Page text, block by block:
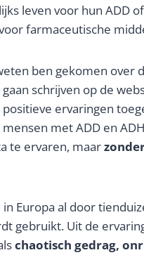
leven voor hun ADD
farmaceutische
ben gekomen over
schrijven op de
ervaringen
met ADD en
te ervaren, maar
in Europa al door
gebruikt. Uit de
chaotisch gedrag,